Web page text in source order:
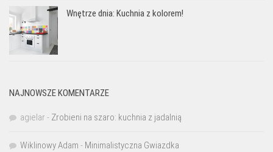
Wnętrze dnia: Kuchnia z kolorem!
NAJNOWSZE KOMENTARZE
agielar - Zrobieni na szaro: kuchnia z jadalnią
Wiklinowy Adam - Minimalistyczna Gwiazdka